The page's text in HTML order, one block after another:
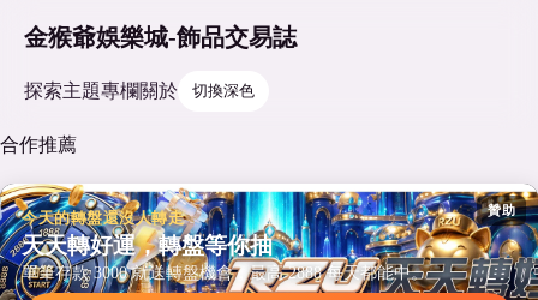
金猴爺娛樂城-飾品交易誌
探索主題專欄關於 切換深色
合作推薦
贊助
今天的轉盤還沒人轉走
天天轉好運，轉盤等你抽
單筆存款 3000 就送轉盤機會，最高 2888 每天都能中。